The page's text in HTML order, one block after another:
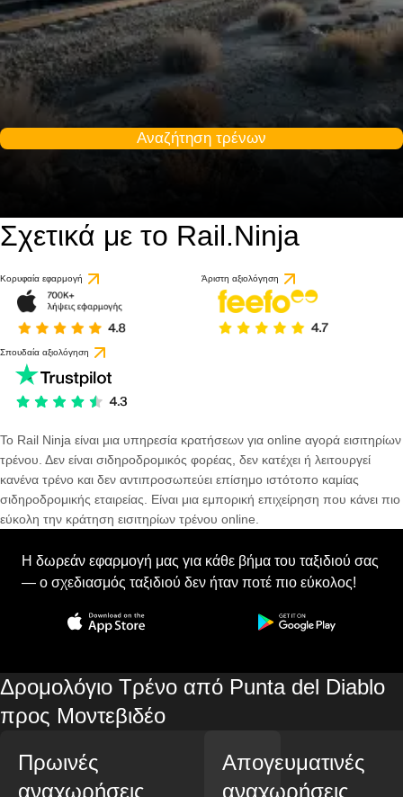
Αναζήτηση τρένων
Σχετικά με το Rail.Ninja
Κορυφαία εφαρμογή Άριστη αξιολόγηση
Σπουδαία αξιολόγηση
Το Rail Ninja είναι μια υπηρεσία κρατήσεων για online αγορά εισιτηρίων
τρένου. Δεν είναι σιδηροδρομικός φορέας, δεν κατέχει ή λειτουργεί
κανένα τρένο και δεν αντιπροσωπεύει επίσημο ιστότοπο καμίας
σιδηροδρομικής εταιρείας. Είναι μια εμπορική επιχείρηση που κάνει πιο
εύκολη την κράτηση εισιτηρίων τρένου online.
Η δωρεάν εφαρμογή μας για κάθε βήμα του ταξιδιού σας
— ο σχεδιασμός ταξιδιού δεν ήταν ποτέ πιο εύκολος!
Δρομολόγιο Τρένο από Punta del Diablo
προς Μοντεβιδέο
Πρωινές
αναχωρήσεις
Απογευματινές
αναχωρήσεις